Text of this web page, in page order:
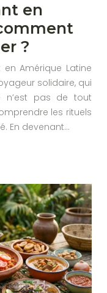
en
?
Amérique Latine
solidaire, qui
n’est pas de tout
les rituels
En devenant…